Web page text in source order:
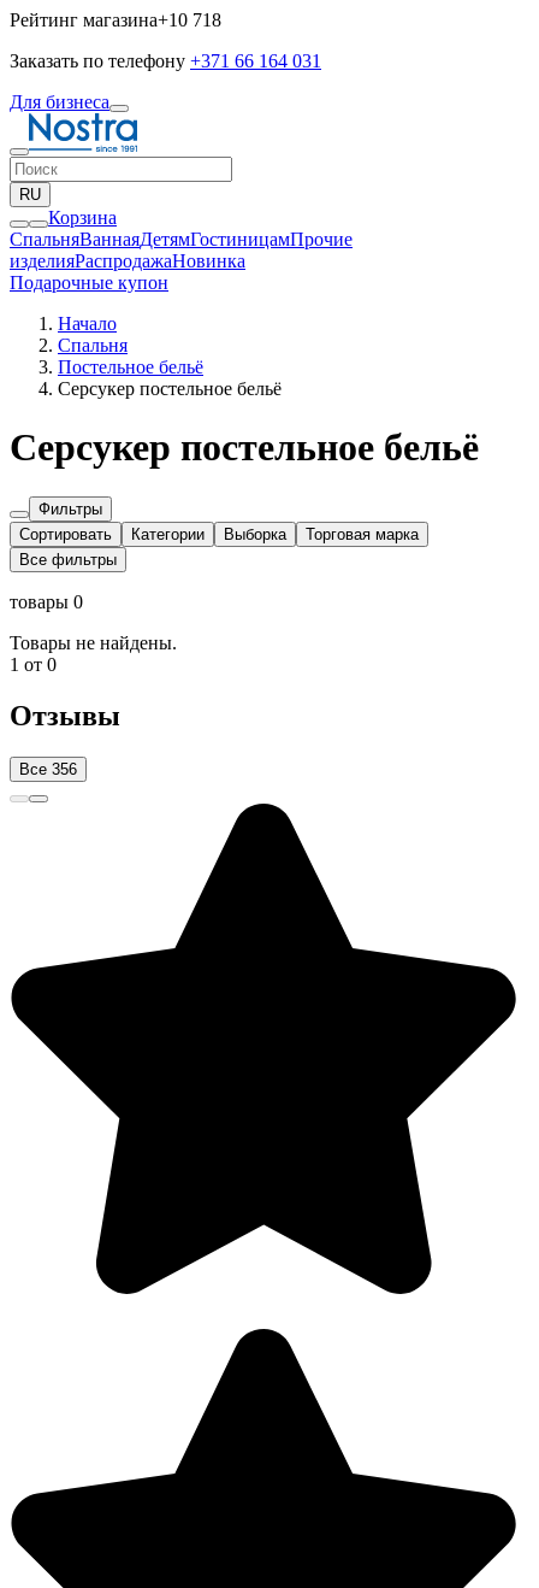
Рейтинг магазина+10 718
Заказать по телефону +371 66 164 031
Для бизнеса
RU
Корзина
СпальняВаннаяДетямГостиницамПрочие
изделияPаспродажаНовинка
Подарочные купон
Начало
Спальня
Постельное бельё
Серсукер постельное бельё
Серсукер постельное бельё
Фильтры
Сортировать
Категории Выборка
Торговая марка
Все фильтры
товары 0
Товары не найдены.
1 от 0
Отзывы
Все 356